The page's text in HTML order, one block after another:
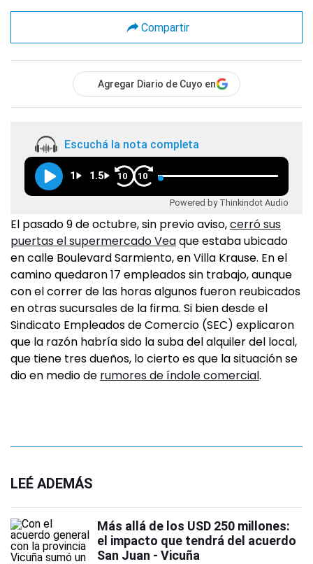
Compartir
Agregar Diario de Cuyo en
Escuchá la nota completa
1 1.5 10 10
Powered by Thinkindot Audio
El pasado 9 de octubre, sin previo aviso,cerró sus
puertas el supermercado Veaque estaba ubicado
en calle Boulevard Sarmiento, en Villa Krause. En el
camino quedaron 17 empleados sin trabajo, aunque
con el correr de las horas algunos fueron reubicados
en otras sucursales de la firma. Si bien desde el
Sindicato Empleados de Comercio (SEC) explicaron
que la razón habría sido la suba del alquiler del local,
que tiene tres dueños, lo cierto es que la situación se
dio en medio de rumores de índole comercial.
LEÉ ADEMÁS
Más allá de los USD 250 millones:
el impacto que tendrá del acuerdo
San Juan - Vicuña